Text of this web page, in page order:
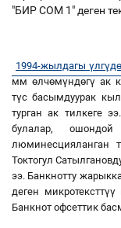
"БИР СОМ 1" деген
1994-жылдагы
мм өлчөмүндөгү ак
түс басымдуурак
турган ак тилкеге
булалар,
люминесцияланган
Токтогул
ээ. Банкнотту
деген
Банкнот офсеттик